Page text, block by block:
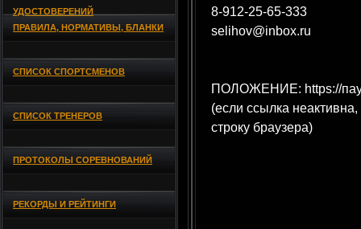
УДОСТОВЕРЕНИЙ
ПРАВИЛА, НОРМАТИВЫ, БЛАНКИ
СПИСОК СПОРТСМЕНОВ
СПИСОК ТРЕНЕРОВ
ПРОТОКОЛЫ СОРЕВНОВАНИЙ
РЕКОРДЫ И РЕЙТИНГИ
8-912-25-65-333
selihov@inbox.ru
ПОЛОЖЕНИЕ: https://
(если ссылка
строку браузера)